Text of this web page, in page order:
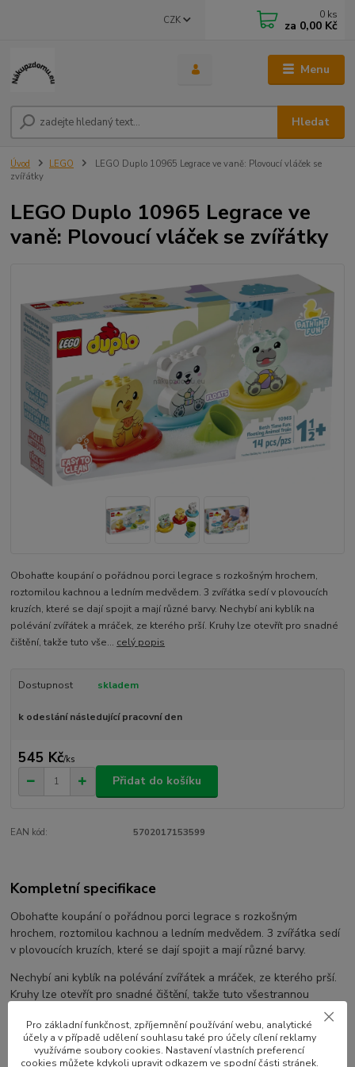
Menu
CZK
Hledat
0 ks
za 0,00 Kč
Úvod LEGO
LEGO Duplo 10965 Legrace ve vaně: Plovoucí vláček se
zvířátky
LEGO Duplo 10965 Legrace ve
vaně: Plovoucí vláček se zvířátky
Obohaťte koupání o pořádnou porci legrace s rozkošným hrochem,
roztomilou kachnou a ledním medvědem. 3 zvířátka sedí v plovoucích
kruzích, které se dají spojit a mají různé barvy. Nechybí ani kyblík na
polévání zvířátek a mráček, ze kterého prší. Kruhy lze otevřít pro snadné
čištění, takže tuto vše... celý popis
Dostupnost skladem
k odeslání následující pracovní den
545 Kč/ks
Přidat do košíku
EAN kód: 5702017153599
Kompletní specifikace
Obohaťte koupání o pořádnou porci legrace s rozkošným
hrochem, roztomilou kachnou a ledním medvědem. 3 zvířátka sedí
v plovoucích kruzích, které se dají spojit a mají různé barvy.
Nechybí ani kyblík na polévání zvířátek a mráček, ze kterého prší.
Kruhy lze otevřít pro snadné čištění, takže tuto všestrannou
omyvatelná hračka poskytne těm nejmenším ve vaně dlouhé
hodiny zábavy.
Pro základní funkčnost, zpříjemnění používání webu, analytické
účely a v případě udělení souhlasu také pro účely cílení reklamy
využíváme soubory cookies. Nastavení vlastních preferencí
cookies můžete kdykoli upravit odkazem ve spodní části stránek.